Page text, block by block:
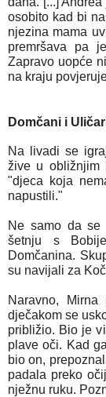
osobito kad bi
njezina mama
premršava pa
Zapravo uopće
na kraju
Domčani i
Na livadi se
žive u obližnjim
"djeca koja
napustili."
Ne samo da
šetnju s
Domčanina.
su navijali za
Naravno,
dječakom se
približio. Bio je
plave oči. Kad
bio on,
padala preko
nježnu ruku.